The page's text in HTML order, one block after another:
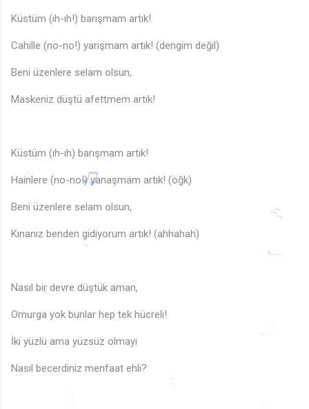
Küstüm (ıh-ıh!) barışmam artık!
Cahille (no-no!) yarışmam artık! (dengim değil)
Beni üzenlere selam olsun,
Maskeniz düştü afettmem artık!
Küstüm (ıh-ıh) barışmam artık!
Hainlere (no-no!) yanaşmam artık! (öğk)
Beni üzenlere selam olsun,
Kınanız benden gidiyorum artık! (ahhahah)
Nasıl bir devre düştük aman,
Omurga yok bunlar hep tek hücreli!
İki yüzlü ama yüzsüz olmayı
Nasıl becerdiniz menfaat ehli?
♩
♪
🎵